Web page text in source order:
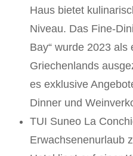
Haus bietet
Niveau. Das Fine-
Bay“ wurde 2023 als
Griechenlands
es exklusive
Dinner und
TUI Suneo La
Erwachsenenurlaub